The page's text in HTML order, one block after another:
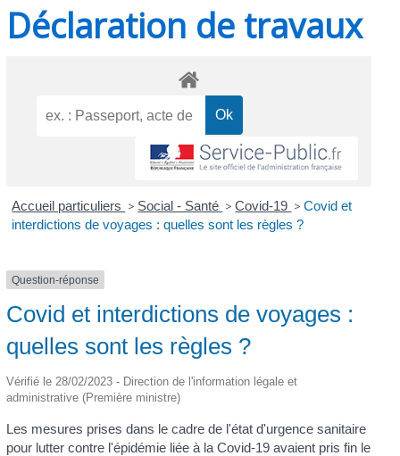
Déclaration de travaux
Accueil particuliers > Social - Santé > Covid-19 > Covid et
interdictions de voyages : quelles sont les règles ?
Question-réponse
Covid et interdictions de voyages :
quelles sont les règles ?
Vérifié le 28/02/2023 - Direction de l'information légale et
administrative (Première ministre)
Les mesures prises dans le cadre de l'état d'urgence sanitaire
pour lutter contre l'épidémie liée à la Covid-19 avaient pris fin le